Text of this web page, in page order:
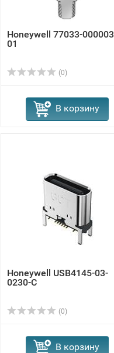
Honeywell 77033-
01
(0)
В корзину
Honeywell USB4145-03-
0230-C
(0)
В корзину